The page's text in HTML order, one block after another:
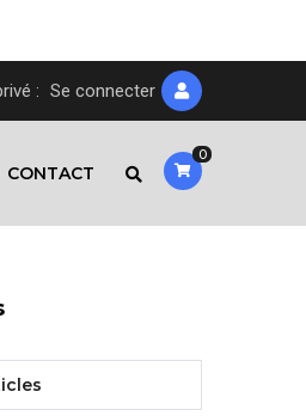
: Se connecter
CONTACT
0